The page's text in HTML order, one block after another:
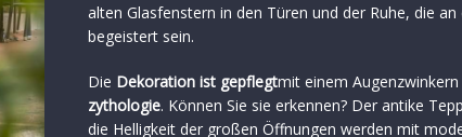
alten Glasfenstern in den Türen und der Ruhe, die
begeistert sein.
Die Dekoration ist gepflegtmit einem
zythologie. Können Sie sie erkennen? Der antike
die Helligkeit der großen Öffnungen werden mit